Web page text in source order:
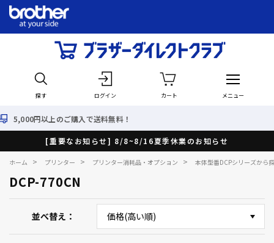
探す ログイン カート メニュー
上のご購入で送料無料！
[重要なお知らせ] 8/8~8/16夏季休業のお知らせ
ホーム > プリンター > プリンター消耗品・オプション > 本体型番DCPシリーズから
DCP-770CN
並べ替え